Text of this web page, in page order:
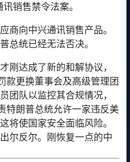
销售禁令法案。
商向中兴通讯销售产品。
总统已经无法否决。
刚达成了新的和解协议，
款更换董事会及高级管理团
团队以监控其合规情况，
特朗普总统允许一家违反美
将使国家安全面临风险。
尔反尔。刚恢复一点的中